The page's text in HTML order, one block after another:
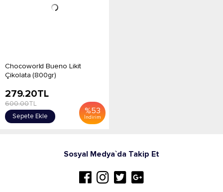
Chocoworld Bueno Likit
Çikolata (800gr)
%53
İndirim
279.20TL
600.00TL
Sepete Ekle
Sosyal Medya`da Takip Et